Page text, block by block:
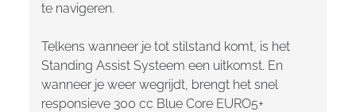
te navigeren.
Telkens wanneer je tot stilstand komt, is het
Standing Assist Systeem een uitkomst. En
wanneer je weer wegrijdt, brengt het snel
responsieve 300 cc Blue Core EURO5+